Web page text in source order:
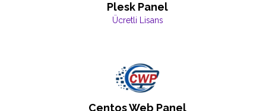
Plesk Panel
Ücretli Lisans
Centos Web Panel